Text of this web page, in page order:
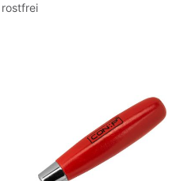
rostfrei